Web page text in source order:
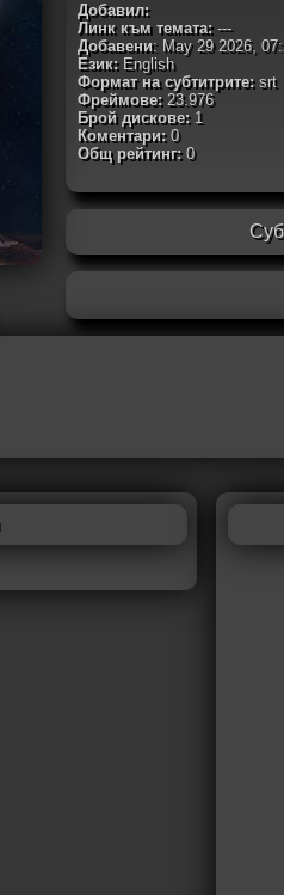
Добавил:
Линк към темата:---
Добавени: May 29 2026,
Език:English
Формат на субтитрите:srt
Фреймове:23.976
Брой дискове:1
Коментари: 0
Общ рейтинг:0